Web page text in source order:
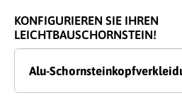
KONFIGURIEREN SIE IHREN
LEICHTBAUSCHORNSTEIN!
Alu-